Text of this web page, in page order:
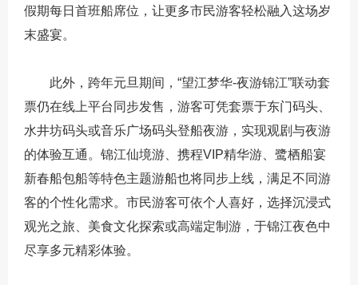
假期每日首班船席位，让更多市民游客轻松融入这场岁
末盛宴。
此外，跨年元旦期间，“望江梦华-夜游锦江”联动套
票仍在线上平台同步发售，游客可凭套票于东门码头、
水井坊码头或音乐广场码头登船夜游，实现观剧与夜游
的体验互通。锦江仙境游、携程VIP精华游、鹭栖船宴
新春船包船等特色主题游船也将同步上线，满足不同游
客的个性化需求。市民游客可依个人喜好，选择沉浸式
观光之旅、美食文化探索或高端定制游，于锦江夜色中
尽享多元精彩体验。